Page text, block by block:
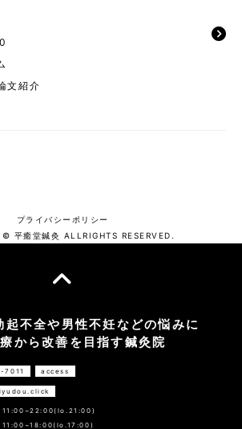
文紹介
プライバシーポリシー
平癒堂鍼灸 ALLRIGHTS RESERVED.
起不全や男性不妊などの悩みに
から改善を目指す鍼灸院
7011 access
11:00~22:00(lo.21:00)
11:00~18:00(lo.17:00)